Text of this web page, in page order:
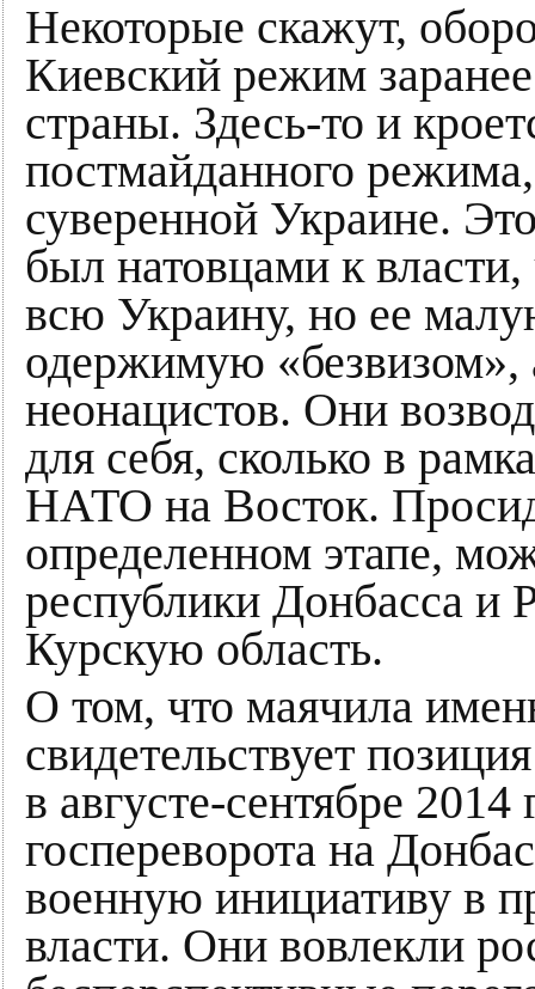
Некоторые скажут,
Киевский режим
страны. Здесь-то и
постмайданного
суверенной Украине.
был натовцами к власти,
всю Украину, но ее
одержимую «безвизом»,
неонацистов. Они
для себя, сколько в
НАТО на Восток.
определенном этапе,
республики Донбасса и
Курскую область.
О том, что маячила
свидетельствует
в августе-сентябре 2014
госпереворота на
военную инициативу в
власти. Они вовлекли